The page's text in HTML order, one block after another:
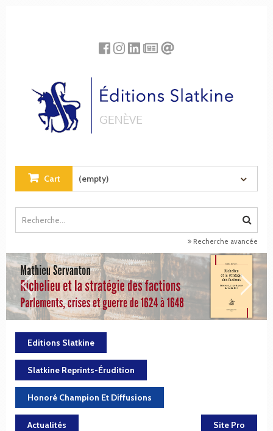
Cart (empty)
Recherche avancée
Editions Slatkine
Slatkine Reprints-Érudition
Honoré Champion Et Diffusions
Actualités Site Pro